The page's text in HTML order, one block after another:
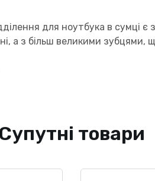
для ноутбука в сумці
а з більш великими зубцями,
Супутні товари